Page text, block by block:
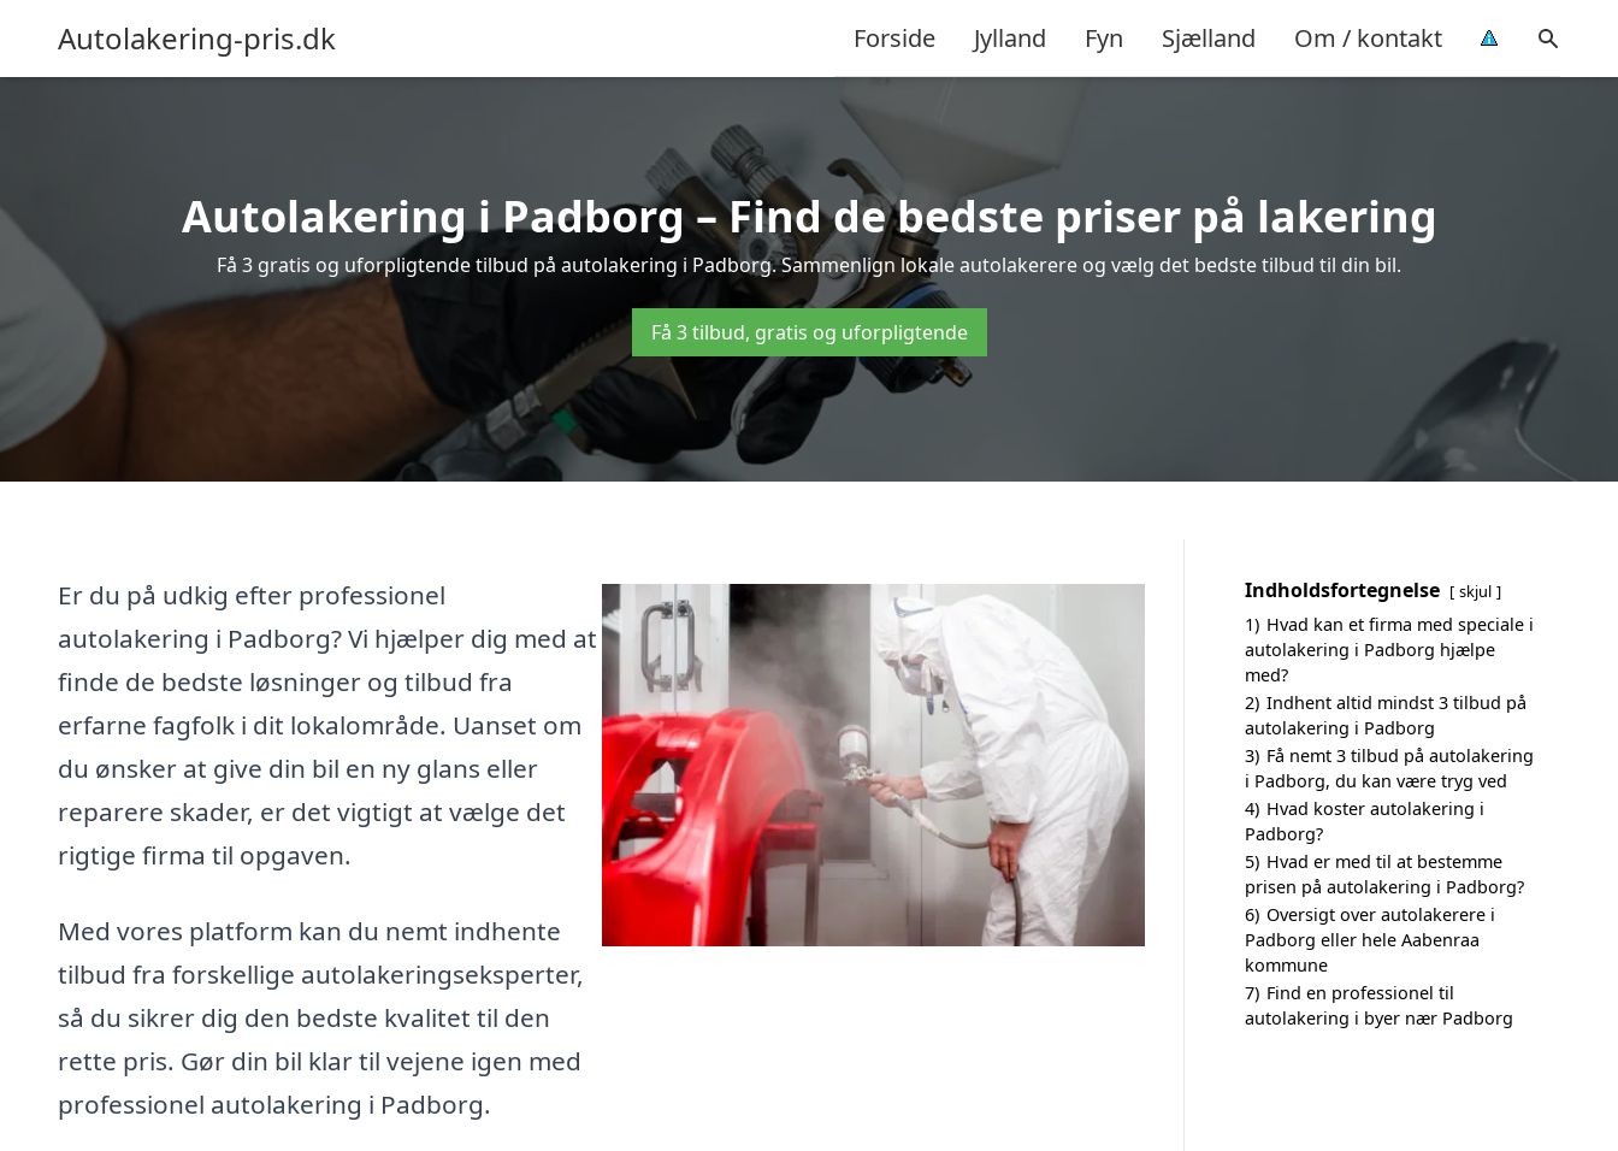
Autolakering-pris.dk Forside Jylland Fyn Sjælland Om / kontakt
Autolakering i Padborg – Find de bedste priser på lakering
Få 3 gratis og uforpligtende tilbud på autolakering i Padborg. Sammenlign lokale autolakerere og vælg det bedste tilbud til din bil.
Få 3 tilbud, gratis og uforpligtende
Er du på udkig efter professionel
autolakering i Padborg? Vi hjælper dig med at
finde de bedste løsninger og tilbud fra
erfarne fagfolk i dit lokalområde. Uanset om
du ønsker at give din bil en ny glans eller
reparere skader, er det vigtigt at vælge det
rigtige firma til opgaven.
Med vores platform kan du nemt indhente
tilbud fra forskellige autolakeringseksperter,
så du sikrer dig den bedste kvalitet til den
rette pris. Gør din bil klar til vejene igen med
professionel autolakering i Padborg.
Indholdsfortegnelse skjul
1) Hvad kan et firma med speciale i
autolakering i Padborg hjælpe
med?
2) Indhent altid mindst 3 tilbud på
autolakering i Padborg
3) Få nemt 3 tilbud på autolakering
i Padborg, du kan være tryg ved
4) Hvad koster autolakering i
Padborg?
5) Hvad er med til at bestemme
prisen på autolakering i Padborg?
6) Oversigt over autolakerere i
Padborg eller hele Aabenraa
kommune
7) Find en professionel til
autolakering i byer nær Padborg